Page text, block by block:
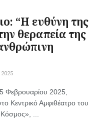
“Η ευθύνη της
θεραπεία της
Φεβρουαρίου 2025,
Κεντρικό Αμφιθέατρο του
...